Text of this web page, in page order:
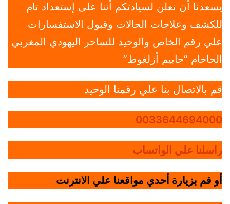
يسعدنا أن نعلن لسيادتكم أننا على إستعداد تام
للكشف وعلاجات الحالات وقبول الاستفسارات
علي رقم الخاص والوحيد للساحر اليهودي المغربي
الحاخام “حاييم أزلغوط”
قم بالاتصال بنا علي رقمنا الوحيد
0033644694000
راسلنا علي الواتساب
أو قم بزيارة أحدي مواقعنا علي الانترنت